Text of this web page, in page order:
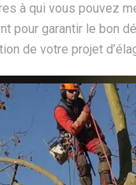
à qui vous pouvez
pour garantir le bon
de votre projet